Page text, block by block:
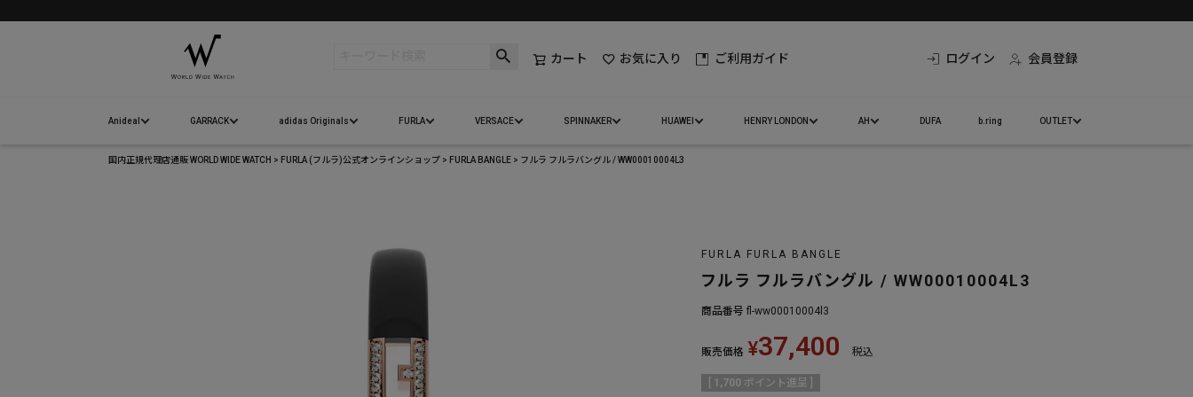
カート お気に入り ご利用ガイド ログイン 会員登録
Anideal GARRACK adidas Originals FURLA VERSACE SPINNAKER HUAWEI HENRY LONDON AH DUFA b.ring OUTLET
国内正規代理店通販 WORLD WIDE WATCH FURLA (フルラ)公式オンラインショップ FURLA BANGLE フルラ フルラバングル / WW00010004L3
FURLA FURLA BANGLE
フルラ フルラバングル / WW00010004L3
商品番号 fl-ww00010004l3
販売価格 ¥37,400 税込
1,700 ポイント進呈 ]